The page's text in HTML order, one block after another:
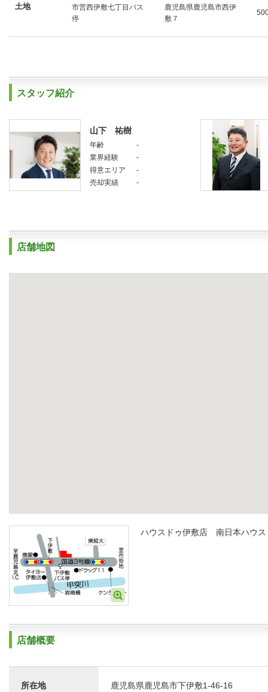
土地
市営西伊敷七丁目バス
停
鹿児島県鹿児島市西伊
敷７
スタッフ紹介
山下 祐樹
年齢
-
業界経験
-
得意エリア
-
売却実績
-
店舗地図
ハウスドゥ伊敷店 南日本ハウス
店舗概要
所在地 鹿児島県鹿児島市下伊敷1-46-16